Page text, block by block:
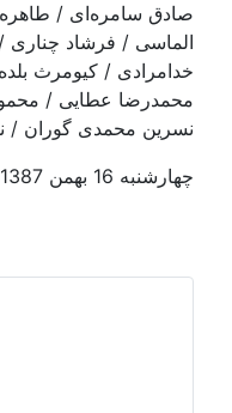
صادق سامره‌ای /
الماسی / فرشاد چناری
خدامرادی / کیومرث
محمدرضا عطايی /
نسرين محمدی گوران /
چهارشنبه 16 بهمن 1387